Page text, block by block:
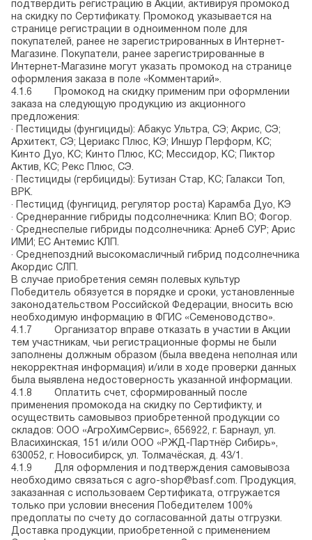
подтвердить регистрацию в Акции, активируя промокод
на скидку по Сертификату. Промокод указывается на
странице регистрации в одноименном поле для
покупателей, ранее не зарегистрированных в Интернет-
Магазине. Покупатели, ранее зарегистрированные в
Интернет-Магазине могут указать промокод на странице
оформления заказа в поле «Комментарий».
4.1.6 Промокод на скидку применим при оформлении
заказа на следующую продукцию из акционного
предложения:
· Пестициды (фунгициды): Абакус Ультра, СЭ; Акрис, СЭ;
Архитект, СЭ; Цериакс Плюс, КЭ; Иншур Перформ, КС;
Кинто Дуо, КС; Кинто Плюс, КС; Мессидор, КС; Пиктор
Актив, КС; Рекс Плюс, СЭ.
· Пестициды (гербициды): Бутизан Стар, КС; Галакси Топ,
ВРК.
· Пестицид (фунгицид, регулятор роста) Карамба Дуо, КЭ
· Среднеранние гибриды подсолнечника: Клип ВО; Фогор.
· Среднеспелые гибриды подсолнечника: Арнеб СУР; Арис
ИМИ; ЕС Антемис КЛП.
· Среднепоздний высокомасличный гибрид подсолнечника
Акордис СЛП.
В случае приобретения семян полевых культур
Победитель обязуется в порядке и сроки, установленные
законодательством Российской Федерации, вносить всю
необходимую информацию в ФГИС «Семеноводство».
4.1.7 Организатор вправе отказать в участии в Акции
тем участникам, чьи регистрационные формы не были
заполнены должным образом (была введена неполная или
некорректная информация) и/или в ходе проверки данных
была выявлена недостоверность указанной информации.
4.1.8 Оплатить счет, сформированный после
применения промокода на скидку по Сертификту, и
осуществить самовывоз приобретенной продукции со
складов: ООО «АгроХимСервис», 656922, г. Барнаул, ул.
Власихинская, 151 и/или ООО «РЖД-Партнёр Сибирь»,
630052, г. Новосибирск, ул. Толмачёская, д. 43/1.
4.1.9 Для оформления и подтверждения самовывоза
необходимо связаться с agro-shop@basf.com. Продукция,
заказанная с использоваем Сертификата, отгружается
только при условии внесения Победителем 100%
предоплаты по счету до согласованной даты отгрузки.
Доставка продукции, приобретенной с применением